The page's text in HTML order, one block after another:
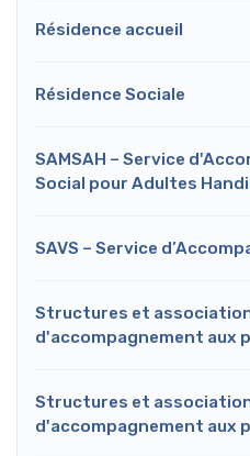
Résidence accueil
Résidence Sociale
SAMSAH – Service
Social pour Adultes
SAVS – Service
Structures et
d'accompagnement aux
Structures et
d'accompagnement aux